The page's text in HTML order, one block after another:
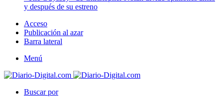
y después de su estreno
Acceso
Publicación al azar
Barra lateral
Menú
Buscar por